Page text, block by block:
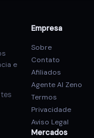
e
Empresa
Sobre
Contato
Afiliados
Agente AI Zeno
Termos
Privacidade
Aviso Legal
Mercados